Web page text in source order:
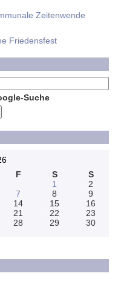
Zeitenwende
Friedensfest
Suche
F S
S
1
2
7 8
9
14 15
16
21 22
23
28 29
30